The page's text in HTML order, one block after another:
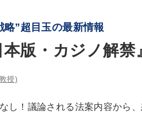
略”超目玉の最新情報
版・カジノ解禁
授)
し！議論される法案内容から